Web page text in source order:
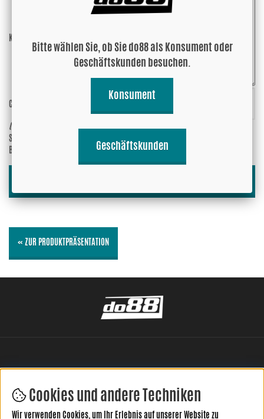
Kommentar:
Code eingeben:
(anti-spam)
Soll Ihre E-Mail-Adresse mit der
Bewertung angezeigt werden?
Nein
« ZUR PRODUKTPRÄSENTATION
HINTERLASSE DEINE BEWERTUNG HIER
Cookies und andere Techniken
Wir verwenden Cookies, um Ihr Erlebnis auf unserer Website zu
Bitte wählen Sie, ob Sie do88 als Konsument oder
Geschäftskunden besuchen.
Konsument
Geschäftskunden